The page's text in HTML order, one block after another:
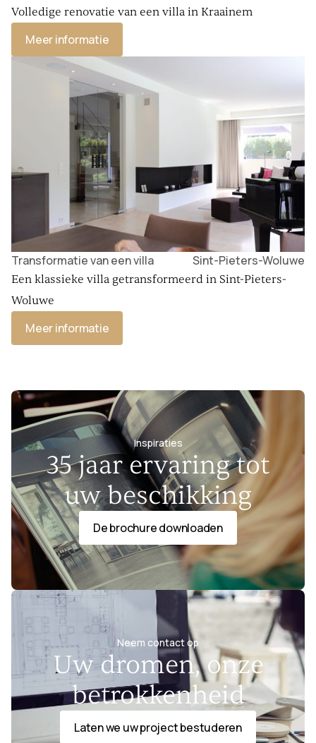
Volledige renovatie van een villa in Kraainem
Meer informatie
Transformatie van een villa Sint-Pieters-Woluwe
Een klassieke villa getransformeerd in Sint-Pieters-
Woluwe
Meer informatie
Inspiraties
35 jaar ervaring tot
uw beschikking
De brochure downloaden
Neem contact op
Uw dromen, onze
betrokkenheid
Laten we uw project bestuderen